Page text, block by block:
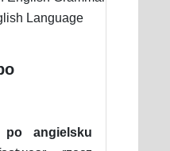
angielsku